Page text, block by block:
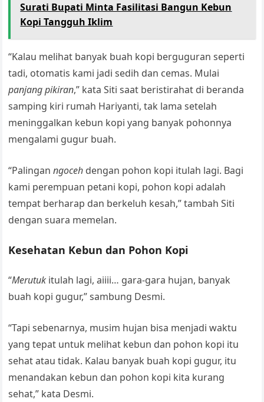
Surati Bupati Minta Fasilitasi Bangun Kebun
Kopi Tangguh Iklim
“Kalau melihat banyak buah kopi berguguran seperti
tadi, otomatis kami jadi sedih dan cemas. Mulai
panjang pikiran,” kata Siti saat beristirahat di beranda
samping kiri rumah Hariyanti, tak lama setelah
meninggalkan kebun kopi yang banyak pohonnya
mengalami gugur buah.
“Palinganngoceh dengan pohon kopi itulah lagi. Bagi
kami perempuan petani kopi, pohon kopi adalah
tempat berharap dan berkeluh kesah,” tambah Siti
dengan suara memelan.
Kesehatan Kebun dan Pohon Kopi
“Merutuk itulah lagi, aiiii… gara-gara hujan, banyak
buah kopi gugur,” sambung Desmi.
“Tapi sebenarnya, musim hujan bisa menjadi waktu
yang tepat untuk melihat kebun dan pohon kopi itu
sehat atau tidak. Kalau banyak buah kopi gugur, itu
menandakan kebun dan pohon kopi kita kurang
sehat,” kata Desmi.